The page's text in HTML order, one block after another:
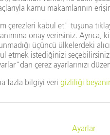
form verme
ile bükme veya dişli
almak için de uygun